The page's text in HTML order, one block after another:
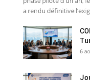
a rendu définitive
6